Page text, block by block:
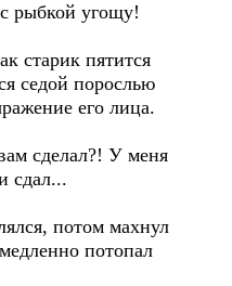
рыбкой угощу!
старик пятится
седой порослью
его лица.
сделал?! У меня
сдал...
потом махнул
потопал